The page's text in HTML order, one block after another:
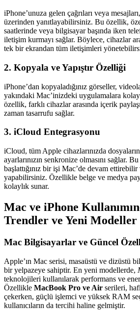
iPhone’unuza gelen çağrıları veya
üzerinden yanıtlayabilirsiniz. Bu özellik,
saatlerinde veya bilgisayar başında iken
iletişim kurmayı sağlar. Böylece, cihazlar
tek bir ekrandan tüm iletişimleri
2. Kopyala ve Yapıştır Özelliği
iPhone’dan kopyaladığınız görseller,
yakındaki Mac’inizdeki uygulamalara
özellik, farklı cihazlar arasında içerik
zaman tasarrufu sağlar.
3. iCloud Entegrasyonu
iCloud, tüm Apple cihazlarınızda
ayarlarınızın senkronize olmasını sağlar.
başlattığınız bir işi Mac’de devam
yapabilirsiniz. Özellikle belge ve medya
kolaylık sunar.
Mac ve iPhone
Trendler ve Yeni Modeller
Mac Bilgisayarlar ve Güncel
Apple’ın Mac serisi, masaüstü ve dizüstü
bir yelpazeye sahiptir. En yeni modellerde,
teknolojileri kullanılarak performans ve
Özellikle MacBook Pro ve Air serileri,
çekerken, güçlü işlemci ve yüksek RAM
kullanıcıların da tercihi haline gelmiştir.